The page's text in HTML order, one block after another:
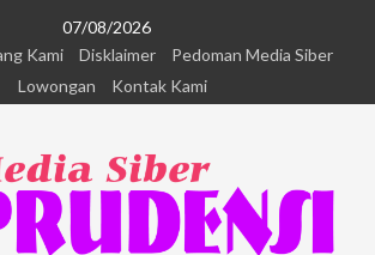
07/08/2026
Kami Disklaimer
Pedoman Media Siber
Lowongan
Kontak Kami